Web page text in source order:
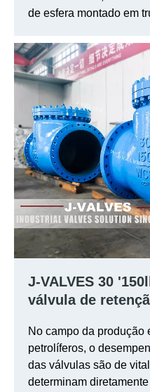
de esfera montado em
promover os projetos
eficiência. Este caso
modelo para J-
global.
J-VALVES 30
válvula de
petróleo sueco
No campo da produção
petrolíferos, o
das válvulas são de
determinam